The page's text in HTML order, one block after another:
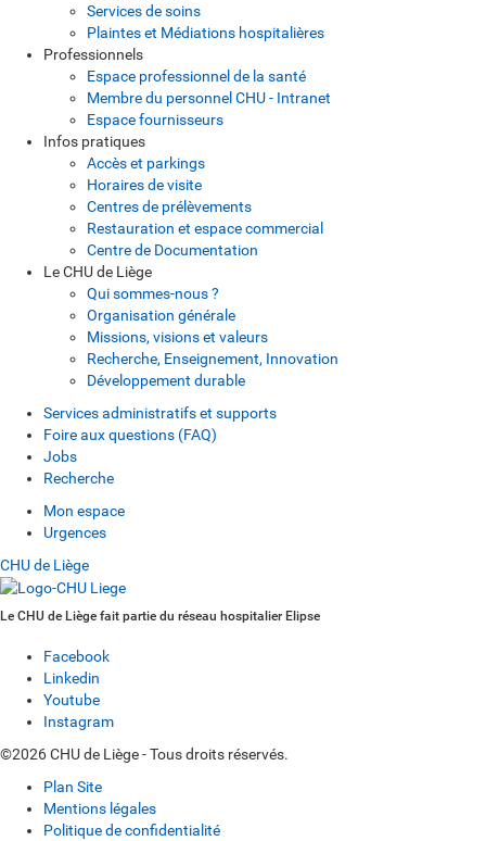
Services de soins
Plaintes et Médiations hospitalières
Professionnels
Espace professionnel de la santé
Membre du personnel CHU - Intranet
Espace fournisseurs
Infos pratiques
Accès et parkings
Horaires de visite
Centres de prélèvements
Restauration et espace commercial
Centre de Documentation
Le CHU de Liège
Qui sommes-nous ?
Organisation générale
Missions, visions et valeurs
Recherche, Enseignement, Innovation
Développement durable
Services administratifs et supports
Foire aux questions (FAQ)
Jobs
Recherche
Mon espace
Urgences
CHU de Liège
Le CHU de Liège fait partie du réseau hospitalier Elipse
Facebook
Linkedin
Youtube
Instagram
©2026 CHU de Liège - Tous droits réservés.
Plan Site
Mentions légales
Politique de confidentialité